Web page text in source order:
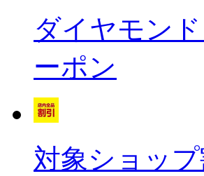
ダイヤモン
ーポン
対象ショッ